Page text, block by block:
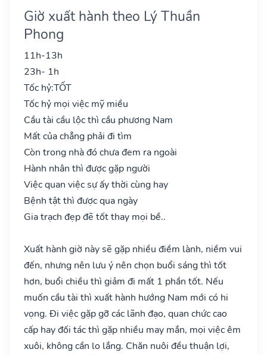
Giờ xuất hành theo Lý Thuần
Phong
11h-13h
23h- 1h
Tốc hỷ:TỐT
Tốc hỷ mọi việc mỹ miều
Cầu tài cầu lộc thì cầu phương Nam
Mất của chẳng phải đi tìm
Còn trong nhà đó chưa đem ra ngoài
Hành nhân thì được gặp người
Việc quan việc sự ấy thời cùng hay
Bệnh tật thì được qua ngày
Gia trạch đẹp đẽ tốt thay mọi bề..
Xuất hành giờ này sẽ gặp nhiều điềm lành, niềm vui
đến, nhưng nên lưu ý nên chọn buổi sáng thì tốt
hơn, buổi chiều thì giảm đi mất 1 phần tốt. Nếu
muốn cầu tài thì xuất hành hướng Nam mới có hi
vọng. Đi việc gặp gỡ các lãnh đạo, quan chức cao
cấp hay đối tác thì gặp nhiều may mắn, mọi việc êm
xuôi, không cần lo lắng. Chăn nuôi đều thuận lợi,